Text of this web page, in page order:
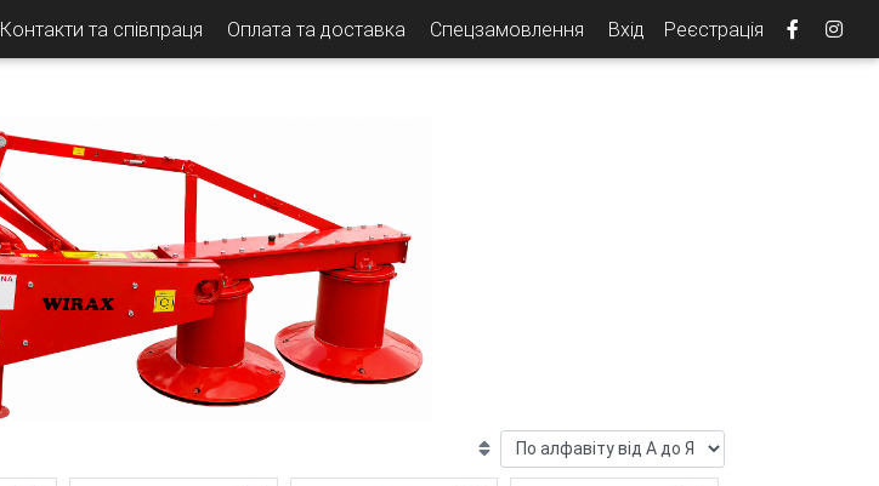
Контакти та співпраця Оплата та доставка Спецзамовлення Вхід Реєстрація